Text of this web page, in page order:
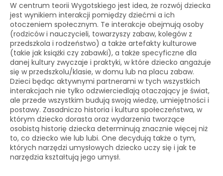
W centrum teorii Wygotskiego jest idea, że ​​rozwój dziecka
jest wynikiem interakcji pomiędzy dziećmi a ich
otoczeniem społecznym. Te interakcje obejmują osoby
(rodziców i nauczycieli, towarzyszy zabaw, kolegów z
przedszkola i rodzeństwo) a także artefakty kulturowe
(takie jak książki czy zabawki), a także specyficzne dla
danej kultury zwyczaje i praktyki, w które dziecko angażuje
się w przedszkolu/klasie, w domu lub na placu zabaw.
Dzieci będąc aktywnymi partnerami w tych wszystkich
interakcjach nie tylko odzwierciedlają otaczający je świat,
ale przede wszystkim budują swoją wiedzę, umiejętności i
postawy. Zasadniczo historia i kultura społeczeństwa, w
którym dziecko dorasta oraz wydarzenia tworzące
osobistą historię dziecka determinują znacznie więcej niż
to, co dziecko wie lub lubi. One decydują także o tym,
których narzędzi umysłowych dziecko uczy się i jak te
narzędzia kształtują jego umysł.